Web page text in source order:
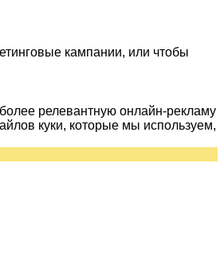
кампании, или чтобы
релевантную онлайн-рекламу
куки, которые мы используем,